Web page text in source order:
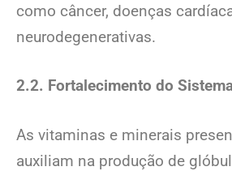
como câncer, doenças
neurodegenerativas.
2.2. Fortalecimento do
As vitaminas e minerais
auxiliam na produção de